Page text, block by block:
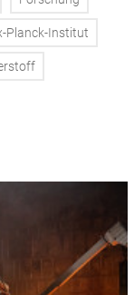
Planck-Institut